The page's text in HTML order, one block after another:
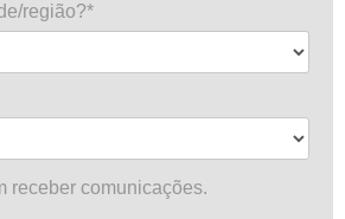
região?*
receber comunicações.